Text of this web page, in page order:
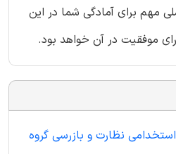
مهم برای آمادگی شما در این
موفقیت در آن خواهد بود.
استخدامی نظارت و بازرسی گروه